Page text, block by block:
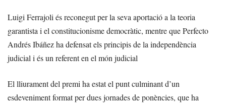
Luigi Ferrajoli és reconegut per la seva aportació a la teoria
garantista i el constitucionisme democràtic, mentre que Perfecto
Andrés Ibáñez ha defensat els principis de la independència
judicial i és un referent en el món judicial
El lliurament del premi ha estat el punt culminant d’un
esdeveniment format per dues jornades de ponències, que ha